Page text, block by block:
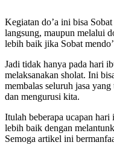
Kegiatan do’a ini bisa
langsung, maupun melalui
lebih baik jika Sobat
Jadi tidak hanya pada hari
melaksanakan sholat. Ini
membalas seluruh jasa
dan mengurusi kita.
Itulah beberapa ucapan
lebih baik dengan
Semoga artikel ini